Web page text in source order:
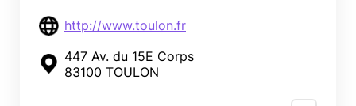
http://www.toulon.fr
447 Av. du 15E Corps
83100 TOULON